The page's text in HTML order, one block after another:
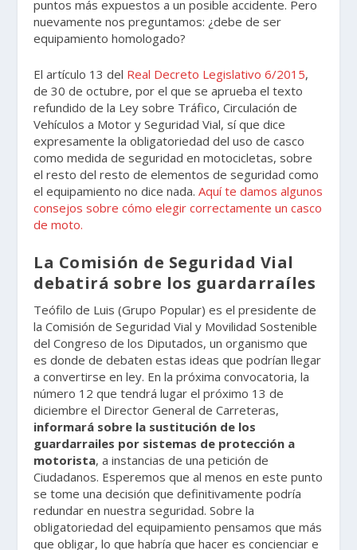
puntos más expuestos a un posible accidente. Pero
nuevamente nos preguntamos: ¿debe de ser
equipamiento homologado?
El artículo 13 del Real Decreto Legislativo 6/2015,
de 30 de octubre, por el que se aprueba el texto
refundido de la Ley sobre Tráfico, Circulación de
Vehículos a Motor y Seguridad Vial, sí que dice
expresamente la obligatoriedad del uso de casco
como medida de seguridad en motocicletas, sobre
el resto del resto de elementos de seguridad como
el equipamiento no dice nada.Aquí te damos algunos
consejos sobre cómo elegir correctamente un casco
de moto.
La Comisión de Seguridad Vial
debatirá sobre los guardarraíles
Teófilo de Luis (Grupo Popular) es el presidente de
la Comisión de Seguridad Vial y Movilidad Sostenible
del Congreso de los Diputados, un organismo que
es donde de debaten estas ideas que podrían llegar
a convertirse en ley. En la próxima convocatoria, la
número 12 que tendrá lugar el próximo 13 de
diciembre el Director General de Carreteras,
informará sobre la sustitución de los
guardarrailes por sistemas de protección a
motorista, a instancias de una petición de
Ciudadanos. Esperemos que al menos en este punto
se tome una decisión que definitivamente podría
redundar en nuestra seguridad. Sobre la
obligatoriedad del equipamiento pensamos que más
que obligar, lo que habría que hacer es concienciar e